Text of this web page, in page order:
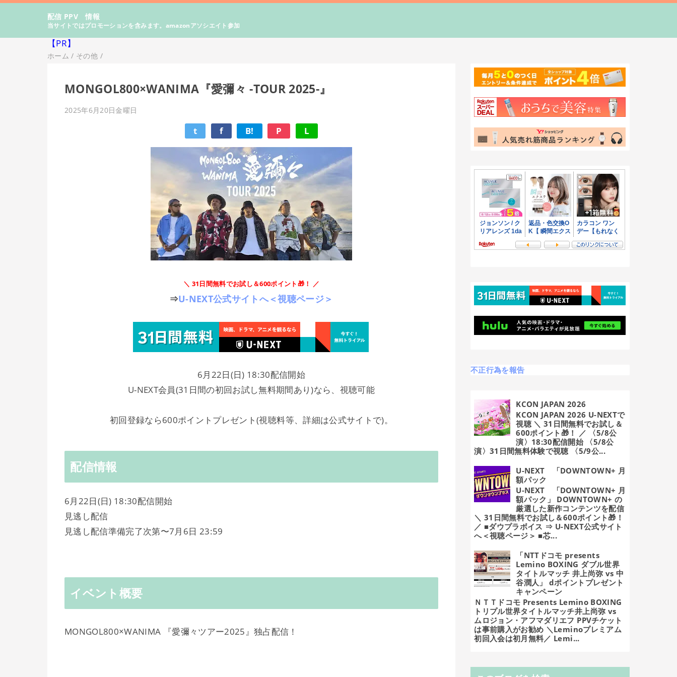
配信 PPV 情報
当サイトではプロモーションを含みます。amazonアソシエイト参加
【PR】
ホーム / その他 /
MONGOL800×WANIMA『愛彌々 -TOUR 2025-』
2025年6月20日金曜日
t f B! P L
＼ 31日間無料でお試し＆600ポイント🎁！ ／
⇒U-NEXT公式サイトへ＜視聴ページ＞
6月22日(日) 18:30配信開始
U-NEXT会員(31日間の初回お試し無料期間あり)なら、視聴可能
初回登録なら600ポイントプレゼント(視聴料等、詳細は公式サイトで)。
配信情報
6月22日(日) 18:30配信開始
見逃し配信
見逃し配信準備完了次第〜7月6日 23:59
イベント概要
MONGOL800×WANIMA 『愛彌々ツアー2025』独占配信！
不正行為を報告
KCON JAPAN 2026
KCON JAPAN 2026 U-NEXTで
視聴 ＼ 31日間無料でお試し＆
600ポイント🎁！ ／ 〈5/8公
演〉18:30配信開始 〈5/8公
演〉31日間無料体験で視聴 〈5/9公...
U-NEXT 「DOWNTOWN+ 月
額パック
U-NEXT 「DOWNTOWN+ 月
額パック」 DOWNTOWN+ の
厳選した新作コンテンツを配信
＼ 31日間無料でお試し＆600ポイント🎁！
／ ■ダウプラボイス ⇒ U-NEXT公式サイト
へ＜視聴ページ＞ ■芯...
「NTTドコモ presents
Lemino BOXING ダブル世界
タイトルマッチ 井上尚弥 vs 中
谷潤人」 dポイントプレゼント
キャンペーン
ＮＴＴドコモ Presents Lemino BOXING
トリプル世界タイトルマッチ井上尚弥 vs
ムロジョン・アフマダリエフ PPVチケット
は事前購入がお勧め ＼Leminoプレミアム
初回入会は初月無料／ Lemi...